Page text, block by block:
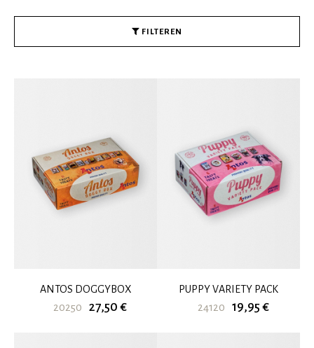
FILTEREN
ANTOS DOGGYBOX
20250 27,50 €
PUPPY VARIETY PACK
24120 19,95 €